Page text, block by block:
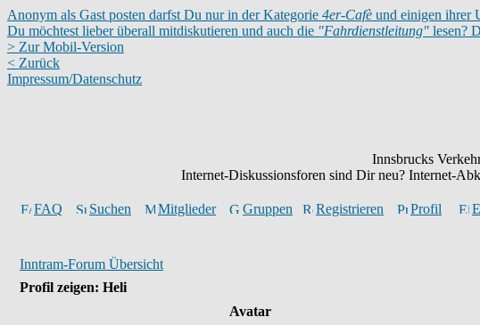
Anonym als Gast posten darfst Du nur in der Kategorie 4er-Cafè und einigen ihrer
Du möchtest lieber überall mitdiskutieren und auch die "Fahrdienstleitung" lesen?
> Zur Mobil-Version
< Zurück
Impressum/Datenschutz
Innsbrucks
Internet-Diskussionsforen sind Dir neu? Internet-
FAQ Suchen Mitglieder Gruppen Registrieren Profil
Inntram-Forum Übersicht
Profil zeigen: Heli
Avatar